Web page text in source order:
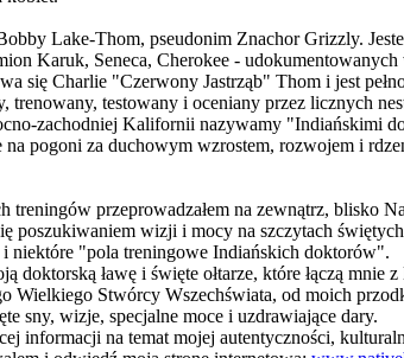
Lake-Thom, pseudonim Znachor Grizzly.
Karuk, Seneca, Cherokee -
się Charlie "Czerwony Jastrząb" Thom i jest
trenowany, testowany i oceniany przez licznych
zachodniej Kalifornii nazywamy "Indiańskimi
na pogoni za duchowym wzrostem, rozwojem i
treningów przeprowadzałem na zewnątrz, blisko
poszukiwaniem wizji i mocy na szczytach
niektóre "pola treningowe Indiańskich doktorów".
doktorską ławę i święte ołtarze, które łączą
Wielkiego Stwórcy Wszechświata, od moich
sny, wizje, specjalne moce i uzdrawiające dary.
informacji na temat mojej autentyczności,